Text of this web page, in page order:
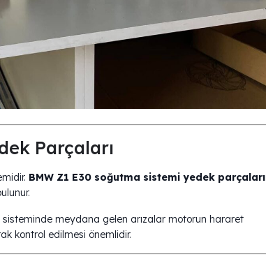
Yedek Parçaları
BMW Z1 E30 soğutma sistemi yedek parçaları
sisteminde meydana gelen arızalar motorun hararet
kontrol edilmesi önemlidir.